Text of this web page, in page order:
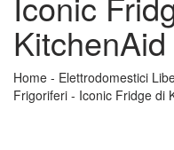
KitchenAid
Home - Elettrodomestici
Frigoriferi - Iconic Fridge di